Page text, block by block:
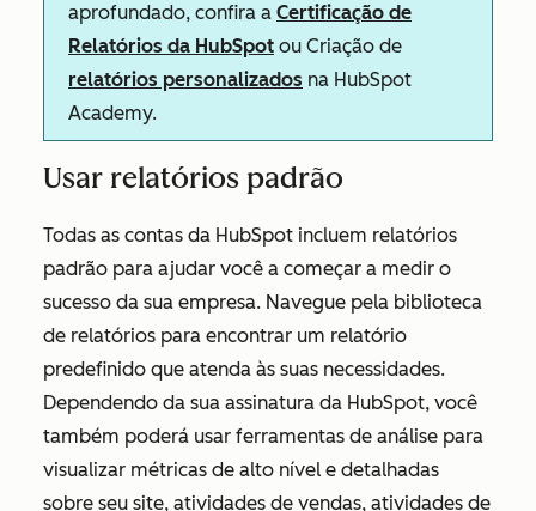
aprofundado, confira a Certificação de
Relatórios da HubSpot ou Criação de
relatórios personalizados na HubSpot
Academy.
Usar relatórios padrão
Todas as contas da HubSpot incluem relatórios
padrão para ajudar você a começar a medir o
sucesso da sua empresa. Navegue pela biblioteca
de relatórios para encontrar um relatório
predefinido que atenda às suas necessidades.
Dependendo da sua assinatura da HubSpot, você
também poderá usar ferramentas de análise para
visualizar métricas de alto nível e detalhadas
sobre seu site, atividades de vendas, atividades de